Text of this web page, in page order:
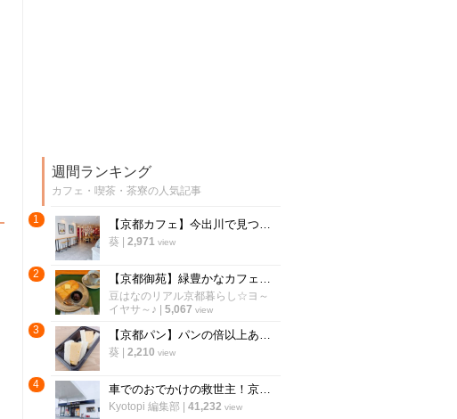
週間ランキング
カフェ・喫茶・茶寮の人気記事
1 【京都カフェ】今出川で見つけた"本格中華ティースタンド" 夜カフェ利用もできる
葵 2,971 view
2 【京都御苑】緑豊かなカフェでモーニング開始！朝活に老舗パン謹製『あんバタートースト』を☆
豆はなのリアル京都暮らし☆ヨ～
イヤサ～♪
5,067 view
3 【京都パン】パンの倍以上ある分厚さ！20年以上愛される「京風厚焼き玉子サンド」の極上テイクアウト
葵 2,210 view
4 車でのおでかけの救世主！京都市内で駐車場が3台以上あるカフェ【まとめ】
Kyotopi 編集部 41,232 view